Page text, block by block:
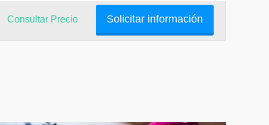
Solicitar información
Consultar Precio